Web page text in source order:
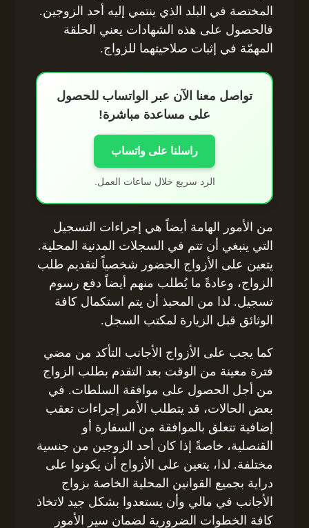
المختصة في البلد الذي ينتمي إليه أحد الزوجين.
فالحصول على هذه الشهادات يعني الحلقة
المهمّة في إثبات صلاحيتهما للزواج.
تواصل معنا الآن عبر الواتساب للحصول
على مساعدة مباشرة!
راسلنا على واتساب
الرد سريع خلال ساعات العمل.
من الأمور الهامة أيضاً هي إجراءات التسجيل
التي ينبغي أن تتم في السجلات المدنية المحلية.
يتعين على الأزواج الحضور شخصياً لتقديم طلب
الزواج، وعادةً ما يُطلب منهم أيضاً دفع رسوم
تسجيل. لذا من المحبذ أن يتم استكمال كافة
الوثائق قبل الزيارة لمكتب السجل.
كما يجب على الأزواج الأجانب التأكد من مضي
فترة معينة من الوقت بعد التقدم بطلب الزواج
من أجل الحصول على موافقة السلطات. في
بعض الحالات، قد يتطلب الأمر إجراءات تعقب
إضافية تتعلق بالموافقة من السفارة أو
القنصلية، خاصةً إذا كان أحد الزوجين من جنسية
مختلفة. لذا، يتعين على الأزواج أن يكونوا على
دراية بجميع القوانين المحلية الخاصة بزواج
الأجانب في مالي وأن يستعدوا بشكل جيد لاتخاذ
كافة الخطوات الضرورية لضمان سير الأمور